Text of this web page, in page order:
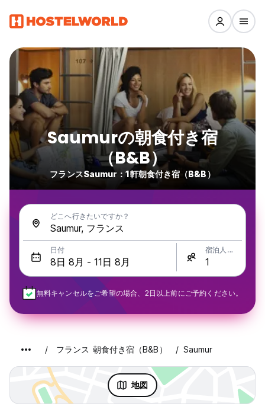
Saumurの朝食付き宿
（B&B）
フランスSaumur：1軒朝食付き宿（B&B）
どこへ行きたいですか？
日付 宿泊人数
無料キャンセルをご希望の場合、2日以上前にご予約ください。
フランス 朝食付き宿（B&B） Saumur
地図